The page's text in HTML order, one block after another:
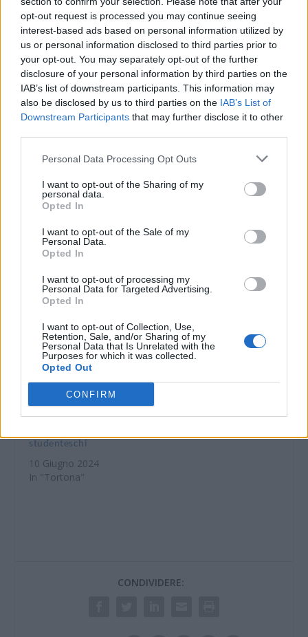
opt-out request is processed you may continue seeing
interest-based ads based on personal information utilized by
us or personal information disclosed to third parties prior to
your opt-out. You may separately opt-out of the further
disclosure of your personal information by third parties on the
IAB’s list of downstream participants. This information may
also be disclosed by us to third parties on the IAB’s List of
Downstream Participants that may further disclose it to other
Personal Data Processing Opt Outs
I want to opt-out of the Sharing of my
personal data.
Opted In
I want to opt-out of the Sale of my
Personal Data.
Opted In
I want to opt-out of processing my
Personal Data for Targeted Advertising.
Opted In
I want to opt-out of Collection, Use,
Retention, Sale, and/or Sharing of my
Personal Data that Is Unrelated with the
Purposes for which it was collected.
Opted Out
CONFIRM
Condividi:
WhatsApp
Telegram
Stampa
Silvia Poko Canape di
Villaromagnano
campionessa italiana
dei giochi
3 Giugno 2022
In "Tortonese"
Poko Canape neo
14 Ottobre 2023
del Liceo Peano
medaglia argento ai
studenteschi
10 Giugno 2024
In "Tortona"
CONDIVIDERE: